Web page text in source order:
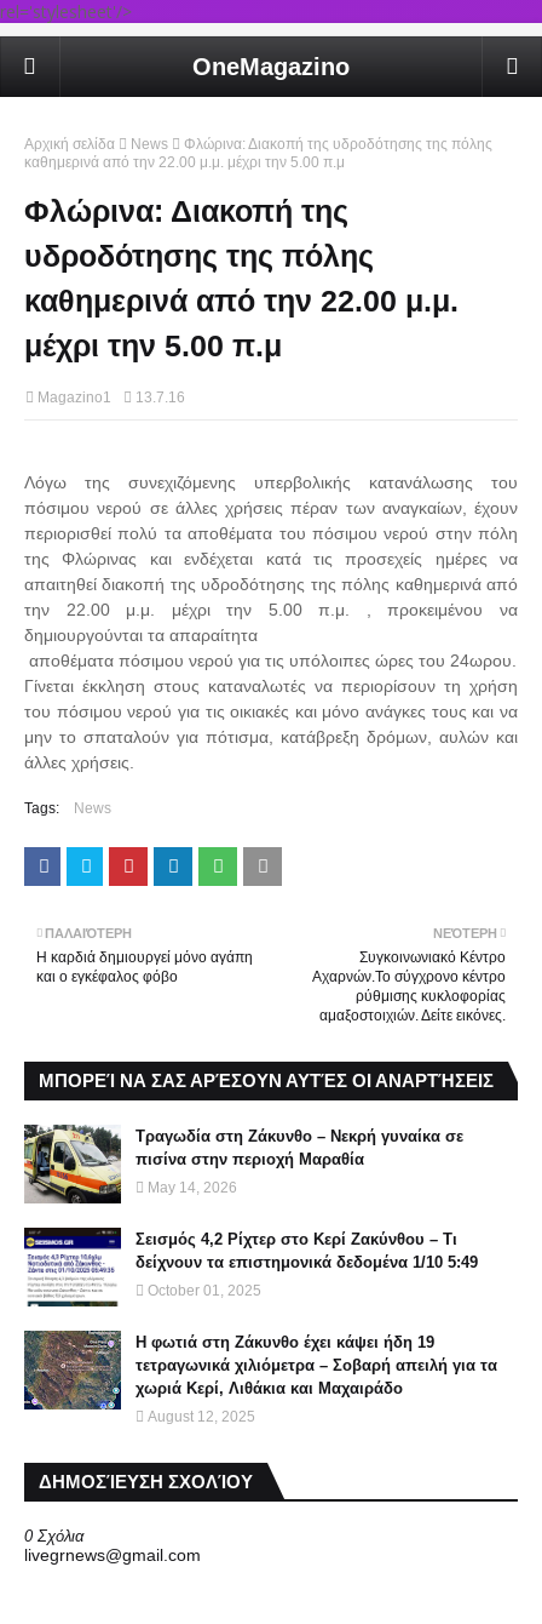
rel='stylesheet'/>
OneMagazino
Αρχική σελίδα News
Φλώρινα: Διακοπή της υδροδότησης της πόλης
καθημερινά από την 22.00 μ.μ. μέχρι την 5.00 π.μ
Φλώρινα: Διακοπή της
υδροδότησης της πόλης
καθημερινά από την 22.00 μ.μ.
μέχρι την 5.00 π.μ
Magazino1 13.7.16
Λόγω της συνεχιζόμενης υπερβολικής κατανάλωσης του
πόσιμου νερού σε άλλες χρήσεις πέραν των αναγκαίων, έχουν
περιορισθεί πολύ τα αποθέματα του πόσιμου νερού στην πόλη
της Φλώρινας και ενδέχεται κατά τις προσεχείς ημέρες να
απαιτηθεί διακοπή της υδροδότησης της πόλης καθημερινά από
την 22.00 μ.μ. μέχρι την 5.00 π.μ. , προκειμένου να
δημιουργούνται τα απαραίτητα
αποθέματα πόσιμου νερού για τις υπόλοιπες ώρες του 24ωρου.
Γίνεται έκκληση στους καταναλωτές να περιορίσουν τη χρήση
του πόσιμου νερού για τις οικιακές και μόνο ανάγκες τους και να
μην το σπαταλούν για πότισμα, κατάβρεξη δρόμων, αυλών και
άλλες χρήσεις.
Tags: News
ΝΕΌΤΕΡΗ
Συγκοινωνιακό Κέντρο
Αχαρνών.Το σύγχρονο κέντρο
ρύθμισης κυκλοφορίας
αμαξοστοιχιών. Δείτε εικόνες.
ΠΑΛΑΙΌΤΕΡΗ
Η καρδιά δημιουργεί μόνο αγάπη
και ο εγκέφαλος φόβο
ΜΠΟΡΕΊ ΝΑ ΣΑΣ ΑΡΈΣΟΥΝ ΑΥΤΈΣ ΟΙ ΑΝΑΡΤΉΣΕΙΣ
Τραγωδία στη Ζάκυνθο – Νεκρή γυναίκα σε
πισίνα στην περιοχή Μαραθία
May 14, 2026
Σεισμός 4,2 Ρίχτερ στο Κερί Ζακύνθου – Τι
δείχνουν τα επιστημονικά δεδομένα 1/10 5:49
October 01, 2025
Η φωτιά στη Ζάκυνθο έχει κάψει ήδη 19
τετραγωνικά χιλιόμετρα – Σοβαρή απειλή για τα
χωριά Κερί, Λιθάκια και Μαχαιράδο
August 12, 2025
ΔΗΜΟΣΊΕΥΣΗ ΣΧΟΛΊΟΥ
0 Σχόλια
livegrnews@gmail.com